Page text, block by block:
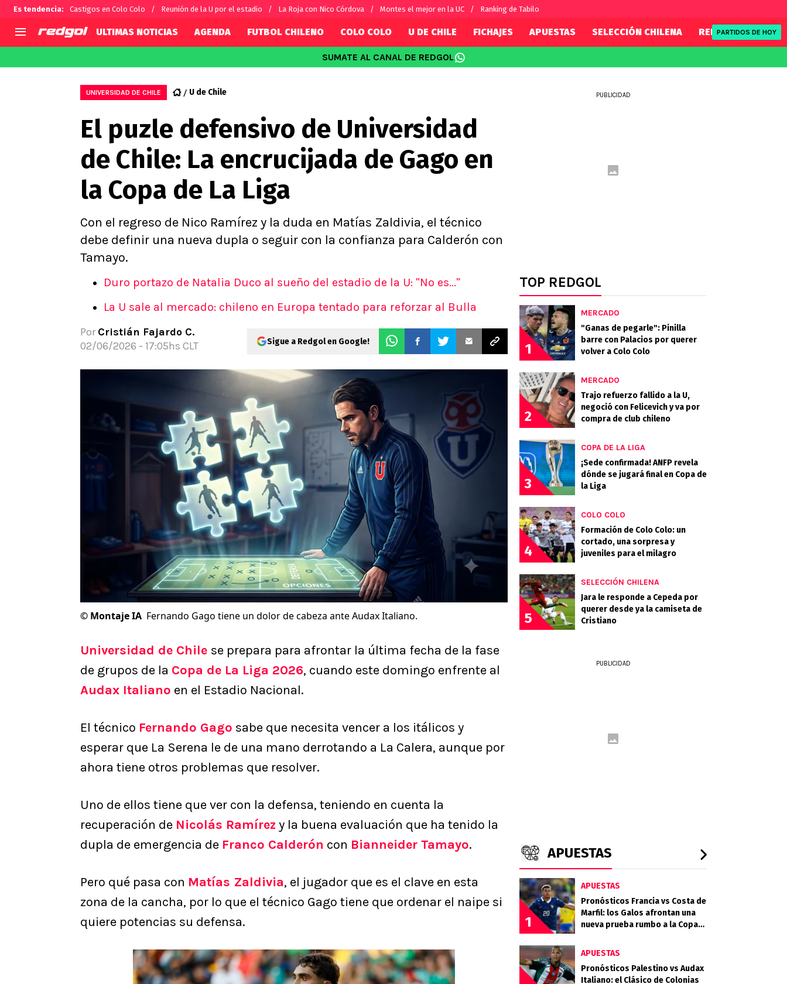
Es tendencia: Castigos en Colo Colo Reunión de la U por el estadio La Roja con Nico Córdova Montes el mejor en la UC Ranking de Tabilo
Selección Chilena
U de Chile
U Católica
Campeonato Nacional
Primera B
Segunda División
Copa Chile
Supercopa Chile
Campeonato Femenino
Alexis Sánchez
Carlos Palacios
Chilenos por el mundo
Fútbol Argentino
Fútbol Brasileño
Conference League
Ligue 1
Premier League
Serie A
Pronósticos
ULTIMAS NOTICIAS AGENDA FUTBOL CHILENO COLO COLO U DE CHILE FICHAJES APUESTAS SELECCIÓN CHILENA REDSPORT
PARTIDOS DE HOY
SUMATE AL CANAL DE REDGOL
UNIVERSIDAD DE CHILE U de Chile
El puzle defensivo de Universidad
de Chile: La encrucijada de Gago en
la Copa de La Liga
Con el regreso de Nico Ramírez y la duda en Matías Zaldivia, el técnico
debe definir una nueva dupla o seguir con la confianza para Calderón con
Tamayo.
Duro portazo de Natalia Duco al sueño del estadio de la U: "No es..."
La U sale al mercado: chileno en Europa tentado para reforzar al Bulla
Por Cristián Fajardo C.
02/06/2026 - 17:05hs CLT
Sigue a Redgol en Google!
© Montaje IA Fernando Gago tiene un dolor de cabeza ante Audax Italiano.
Universidad de Chile se prepara para afrontar la última fecha de la fase
de grupos de la Copa de La Liga 2026, cuando este domingo enfrente al
Audax Italiano en el Estadio Nacional.
El técnico Fernando Gago sabe que necesita vencer a los itálicos y
esperar que La Serena le de una mano derrotando a La Calera, aunque por
ahora tiene otros problemas que resolver.
Uno de ellos tiene que ver con la defensa, teniendo en cuenta la
recuperación de Nicolás Ramírez y la buena evaluación que ha tenido la
dupla de emergencia de Franco Calderón con Bianneider Tamayo.
Pero qué pasa con Matías Zaldivia, el jugador que es el clave en esta
zona de la cancha, por lo que el técnico Gago tiene que ordenar el naipe si
quiere potencias su defensa.
PUBLICIDAD
TOP REDGOL
1
MERCADO
"Ganas de pegarle": Pinilla
barre con Palacios por querer
volver a Colo Colo
2
MERCADO
Trajo refuerzo fallido a la U,
negoció con Felicevich y va por
compra de club chileno
3
COPA DE LA LIGA
¡Sede confirmada! ANFP revela
dónde se jugará final en Copa de
la Liga
4
COLO COLO
Formación de Colo Colo: un
cortado, una sorpresa y
juveniles para el milagro
5
SELECCIÓN CHILENA
Jara le responde a Cepeda por
querer desde ya la camiseta de
Cristiano
PUBLICIDAD
APUESTAS
1
APUESTAS
Pronósticos Francia vs Costa de
Marfil: los Galos afrontan una
nueva prueba rumbo a la Copa
APUESTAS
Pronósticos Palestino vs Audax
Italiano: el Clásico de Colonias